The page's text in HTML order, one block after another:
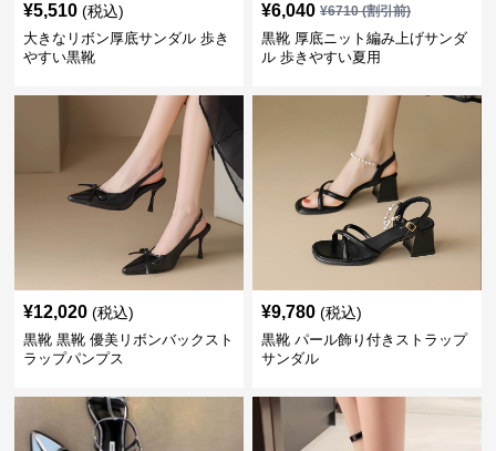
¥5,510 (税込)
大きなリボン厚底サンダル 歩き
やすい黒靴
¥6,040 ¥6710(割引前)
黒靴 厚底ニット編み上げサンダ
ル 歩きやすい夏用
¥12,020 (税込)
黒靴 黒靴 優美リボンバックスト
ラップパンプス
¥9,780 (税込)
黒靴 パール飾り付きストラップ
サンダル